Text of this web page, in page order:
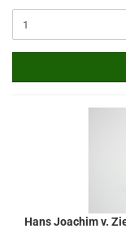
Hans Joachim v.